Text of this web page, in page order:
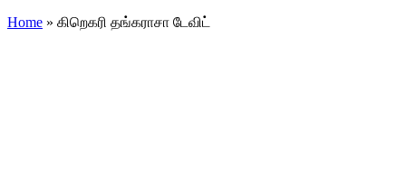
Home » கிறெகரி தங்கராசா டேவிட்